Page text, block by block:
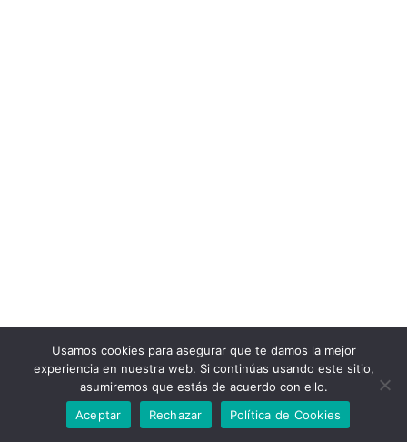
Usamos cookies para asegurar que te damos la mejor
experiencia en nuestra web. Si continúas usando este sitio,
asumiremos que estás de acuerdo con ello.
Aceptar
Rechazar Política de Cookies